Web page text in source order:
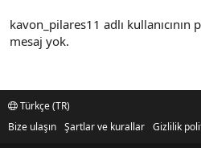
kavon_pilares11 adlı
mesaj yok.
Türkçe (TR)
Bize ulaşın Şartlar ve kurallar Gizlilik